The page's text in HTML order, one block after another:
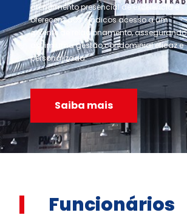
atendimento presencial de excelência e
oferecem aos síndicos acesso a um
gerente de relacionamento, assegurando
assim uma gestão condominial eficaz e
personalizada.
Saiba mais
Funcionários